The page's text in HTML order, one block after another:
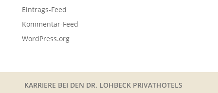
Eintrags-Feed
Kommentar-Feed
WordPress.org
KARRIERE BEI DEN DR. LOHBECK PRIVATHOTELS